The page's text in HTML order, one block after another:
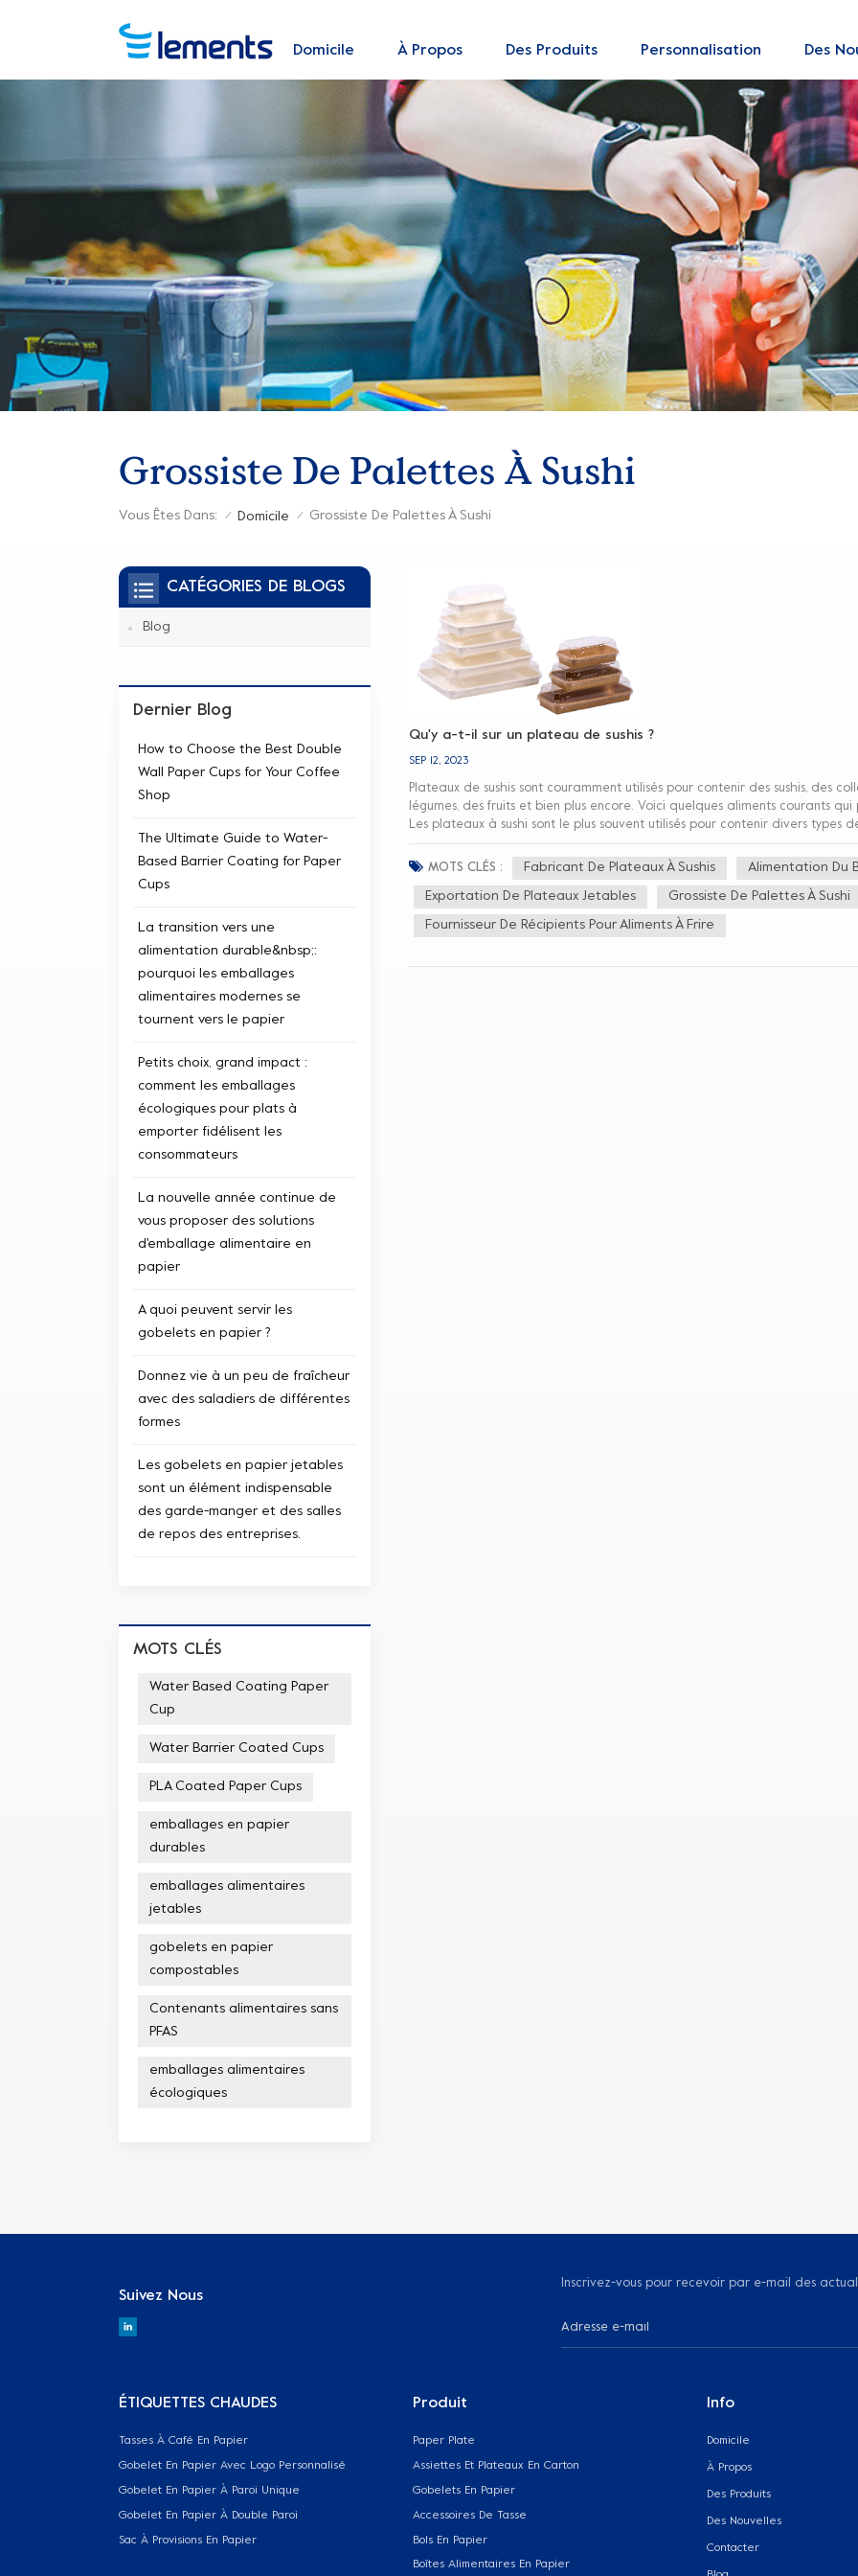
Domicile À Propos Des Produits Personnalisation Des
Grossiste De Palettes À Sushi
Vous Êtes Dans: / Domicile / Grossiste De Palettes À Sushi
Qu'y a-t-il sur un plateau de sushis ?
SEP 12, 2023
Plateaux de sushis sont couramment utilisés pour contenir des sushis, des
légumes, des fruits et bien plus encore. Voici quelques aliments courants
Les plateaux à sushi sont le plus souvent utilisés pour contenir divers types
nuggets de sushi ou des grips à sushi fabriqués à partir d'une combinaison
Plateaux de sushis conviennent également pour contenir divers types de
les crevettes, etc., et sont généralement servis avec du wasabi, de la sauce
et des sashimis, les plateaux à sushis peuvent également être utilisés pour
crevettes frites, des saucisses grillées, du poisson grillé, des yakitori, des
escalopes. Gâteaux et pains : La conception du couvercle transparent du
rouleaux de tigre, de pains de boulangerie, de fromages, de croissants,
MOTS CLÉS : Fabricant De Plateaux À Sushis Alimentation Du
Exportation De Plateaux Jetables Grossiste De Palettes À Sushi
Fournisseur De Récipients Pour Aliments À Frire
CATÉGORIES DE BLOGS
Blog
Dernier Blog
How to Choose the Best Double
Wall Paper Cups for Your Coffee
Shop
The Ultimate Guide to Water-
Based Barrier Coating for Paper
Cups
La transition vers une
alimentation durable&nbsp;:
pourquoi les emballages
alimentaires modernes se
tournent vers le papier
Petits choix, grand impact :
comment les emballages
écologiques pour plats à
emporter fidélisent les
consommateurs
La nouvelle année continue de
vous proposer des solutions
d'emballage alimentaire en
papier
A quoi peuvent servir les
gobelets en papier ?
Donnez vie à un peu de fraîcheur
avec des saladiers de différentes
formes
Les gobelets en papier jetables
sont un élément indispensable
des garde-manger et des salles
de repos des entreprises.
MOTS CLÉS
Water Based Coating Paper
Cup
Water Barrier Coated Cups
PLA Coated Paper Cups
emballages en papier
durables
emballages alimentaires
jetables
gobelets en papier
compostables
Contenants alimentaires sans
PFAS
emballages alimentaires
écologiques
Suivez Nous
Inscrivez-vous pour recevoir par e-mail des
ÉTIQUETTES CHAUDES
Tasses À Café En Papier
Gobelet En Papier Avec Logo Personnalisé
Gobelet En Papier À Paroi Unique
Gobelet En Papier À Double Paroi
Sac À Provisions En Papier
Produit
Paper Plate
Assiettes Et Plateaux En Carton
Gobelets En Papier
Accessoires De Tasse
Bols En Papier
Boîtes Alimentaires En Papier
Info
Domicile
À Propos
Des Produits
Des Nouvelles
Contacter